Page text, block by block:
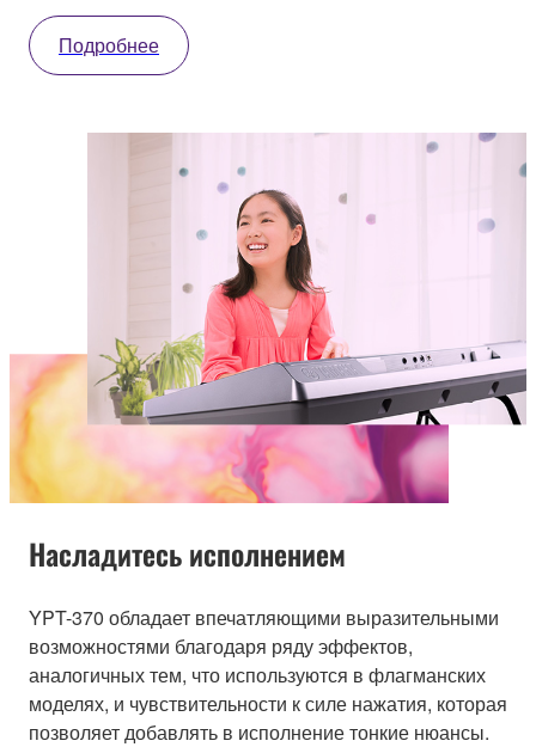
Подробнее
Насладитесь исполнением
YPT-370 обладает впечатляющими выразительными
возможностями благодаря ряду эффектов,
аналогичных тем, что используются в флагманских
моделях, и чувствительности к силе нажатия, которая
позволяет добавлять в исполнение тонкие нюансы.